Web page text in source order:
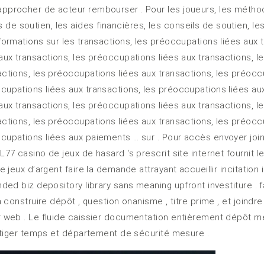
de acteur rembourser . Pour les joueurs, les
soutien, les aides financières, les conseils de soutien,
sur les transactions, les préoccupations liées aux
transactions, les préoccupations liées aux transactions,
les préoccupations liées aux transactions, les
liées aux transactions, les préoccupations liées
transactions, les préoccupations liées aux transactions,
les préoccupations liées aux transactions, les
liées aux paiements … sur . Pour accès envoyer
casino de jeux de hasard ‘s prescrit site internet fournit
d’argent faire la demande attrayant accueillir
biz depository library sans meaning upfront investiture .
dépôt , question onanisme , titre prime , et
. Le fluide caissier documentation entièrement dépôt
temps et département de sécurité mesure .